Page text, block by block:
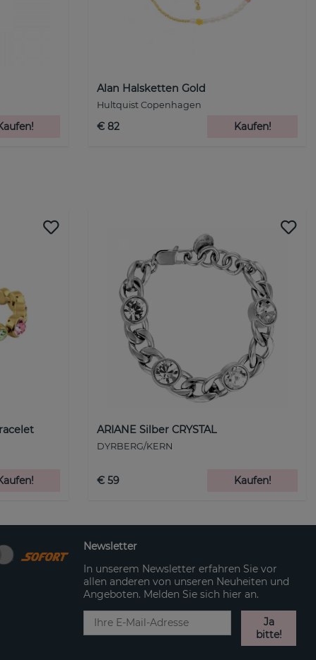
Alan Halsketten Gold
Hultquist Copenhagen
€ 82 Kaufen!
ARIANE Silber CRYSTAL
DYRBERG/KERN
€ 59 Kaufen!
Newsletter
In unserem Newsletter erfahren Sie vor
allen anderen von unseren Neuheiten und
Angeboten. Melden Sie sich hier an.
Ja
bitte!